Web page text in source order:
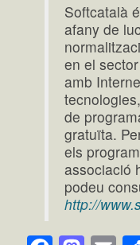
Softcatalà
afany de
en el
amb
de
gratuïta.
els
associació
podeu
http://